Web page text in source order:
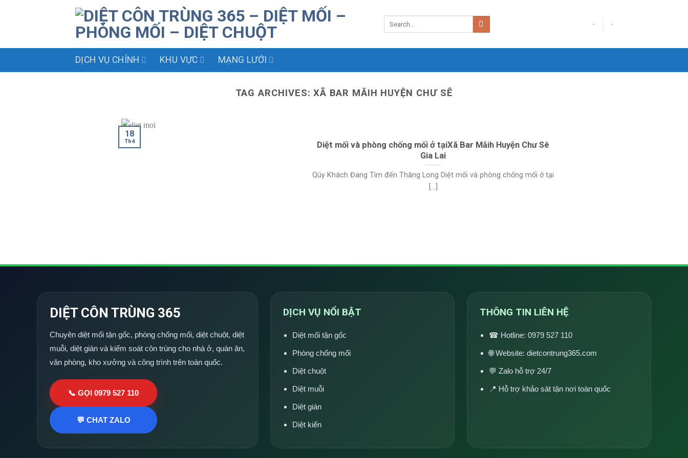
- -
DỊCH VỤ CHÍNH KHU VỰC MẠNG LƯỚI
TAG ARCHIVES:XÃ BAR MĂIH HUYỆN CHƯ SÊ
Diệt mối và phòng chống mối ở tạiXã Bar Măih Huyện Chư Sê
Gia Lai
Qúy Khách Đang Tìm đến Thăng Long Diệt mối và phòng chống mối ở tại
[...]
18
Th4
DIỆT CÔN TRÙNG 365
Chuyên diệt mối tận gốc, phòng chống mối, diệt chuột, diệt
muỗi, diệt gián và kiểm soát côn trùng cho nhà ở, quán ăn,
văn phòng, kho xưởng và công trình trên toàn quốc.
📞 GỌI 0979 527 110
💬 CHAT ZALO
DỊCH VỤ NỔI BẬT
Diệt mối tận gốc
Phòng chống mối
Diệt chuột
Diệt muỗi
Diệt gián
Diệt kiến
THÔNG TIN LIÊN HỆ
☎ Hotline: 0979 527 110
🌐 Website: dietcontrung365.com
💬 Zalo hỗ trợ 24/7
📍 Hỗ trợ khảo sát tận nơi toàn quốc